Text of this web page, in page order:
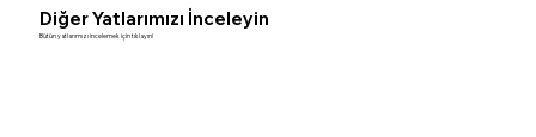
Diğer Yatlarımızı İnceleyin
Bütün yatlarımızı incelemek için tıklayın!